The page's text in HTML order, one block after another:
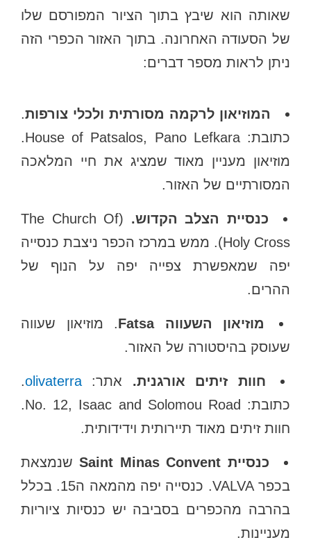
שאותה הוא שיבץ בתוך הציור המפורסם שלו
של הסעודה האחרונה. בתוך האזור הכפרי הזה
ניתן לראות מספר דברים:
המוזיאון לרקמה מסורתית ולכלי צורפות.
כתובת: House of Patsalos, Pano Lefkara.
מוזיאון מעניין מאוד שמציג את חיי המלאכה
המסורתיים של האזור.
כנסיית הצלב הקדוש.
(The Church Of
Holy Cross). ממש במרכז הכפר ניצבת כנסייה
יפה שמאפשרת צפייה יפה על הנוף של
ההרים.
מוזיאון השעווה Fatsa
. מוזיאון שעווה
שעוסק בהיסטורה של האזור.
חוות זיתים אורגנית.אתר: olivaterra
.
כתובת: No. 12, Isaac and Solomou Road.
חוות זיתים מאוד תיירותית וידידותית.
כנסיית Saint Minas Convent
שנמצאת
בכפר VALVA. כנסייה יפה מהמאה ה15. בכלל
בהרבה מהכפרים בסביבה יש כנסיות ציוריות
מעניינות.